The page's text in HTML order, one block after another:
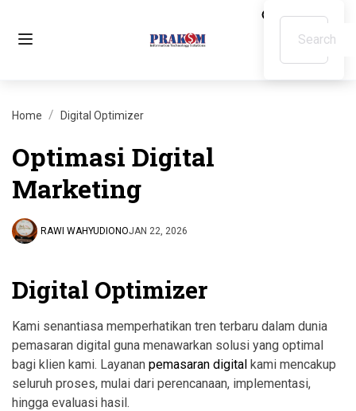
Home Digital Optimizer
Optimasi Digital
Marketing
RAWI WAHYUDIONOJAN 22, 2026
Digital Optimizer
Kami senantiasa memperhatikan tren terbaru dalam dunia
pemasaran digital guna menawarkan solusi yang optimal
bagi klien kami. Layanan pemasaran digital kami mencakup
seluruh proses, mulai dari perencanaan, implementasi,
hingga evaluasi hasil.